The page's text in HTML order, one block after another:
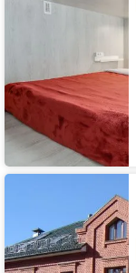
Владимир
Гостиница